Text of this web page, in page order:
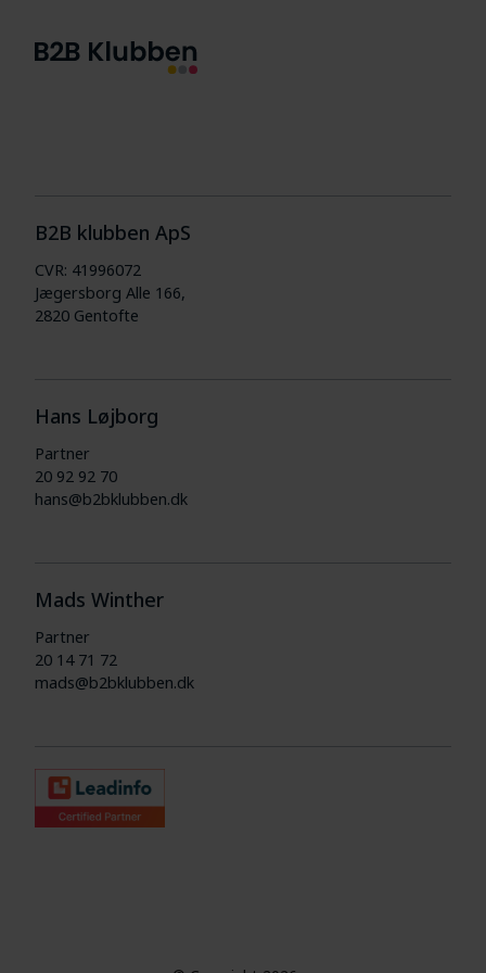
B2B klubben ApS
CVR: 41996072
Jægersborg Alle 166,
2820 Gentofte
Hans Løjborg
Partner
20 92 92 70
hans@b2bklubben.dk
Mads Winther
Partner
20 14 71 72
mads@b2bklubben.dk